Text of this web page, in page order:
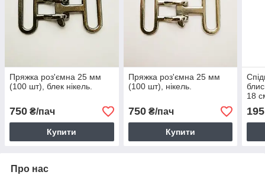
Пряжка роз'ємна 25 мм
(100 шт), блек нікель.
750 ₴/пач
Купити
Пряжка роз'ємна 25 мм
(100 шт), нікель.
750₴/пач
Купити
18
195
Про нас